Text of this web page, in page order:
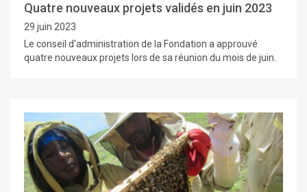
Quatre nouveaux projets validés en juin 2023
29 juin 2023
Le conseil d'administration de la Fondation a approuvé
quatre nouveaux projets lors de sa réunion du mois de juin.